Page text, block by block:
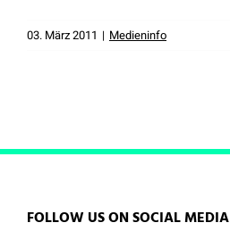
03. März 2011 | Medieninfo
FOLLOW US ON SOCIAL MEDIA